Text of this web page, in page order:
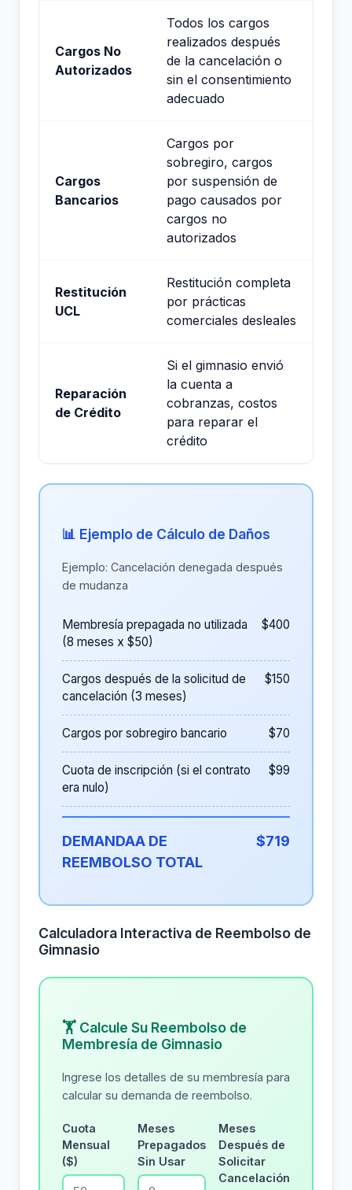
Cargos No
Autorizados
Todos los cargos
realizados después
de la cancelación o
sin el consentimiento
adecuado
Cargos
Bancarios
Cargos por
sobregiro, cargos
por suspensión de
pago causados por
cargos no
autorizados
Restitución
UCL
Restitución completa
por prácticas
comerciales desleales
Reparación
de Crédito
Si el gimnasio envió
la cuenta a
cobranzas, costos
para reparar el
crédito
📊 Ejemplo de Cálculo de Daños
Ejemplo: Cancelación denegada después
de mudanza
Membresía prepagada no utilizada
(8 meses x $50)
$400
Cargos después de la solicitud de
cancelación (3 meses)
$150
Cargos por sobregiro bancario $70
Cuota de inscripción (si el contrato
era nulo)
$99
DEMANDAA DE
REEMBOLSO TOTAL
$719
Calculadora Interactiva de Reembolso de
Gimnasio
🏋 Calcule Su Reembolso de
Membresía de Gimnasio
Ingrese los detalles de su membresía para
calcular su demanda de reembolso.
Cuota
Mensual
($)
Meses
Prepagados
Sin Usar
Meses
Después de
Solicitar
Cancelación